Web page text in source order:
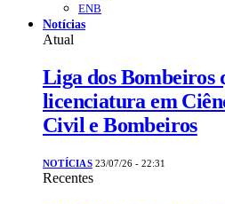
ENB
Notícias
Atual
Liga dos Bombeiros
licenciatura em
Civil e Bombeiros
NOTÍCIAS 23/07/26 - 22:31
Recentes